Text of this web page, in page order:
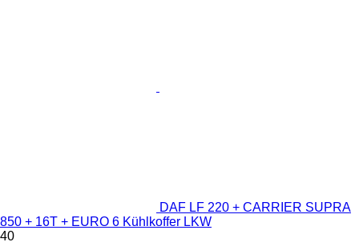
DAF LF 220 + CARRIER SUPRA
850 + 16T + EURO 6 Kühlkoffer LKW
40